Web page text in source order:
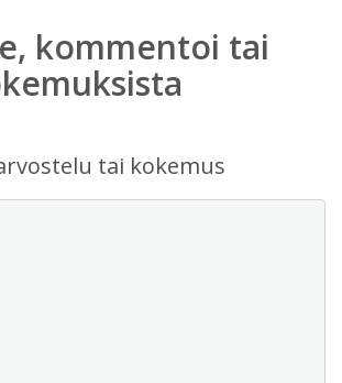
kommentoi tai
tai kokemus